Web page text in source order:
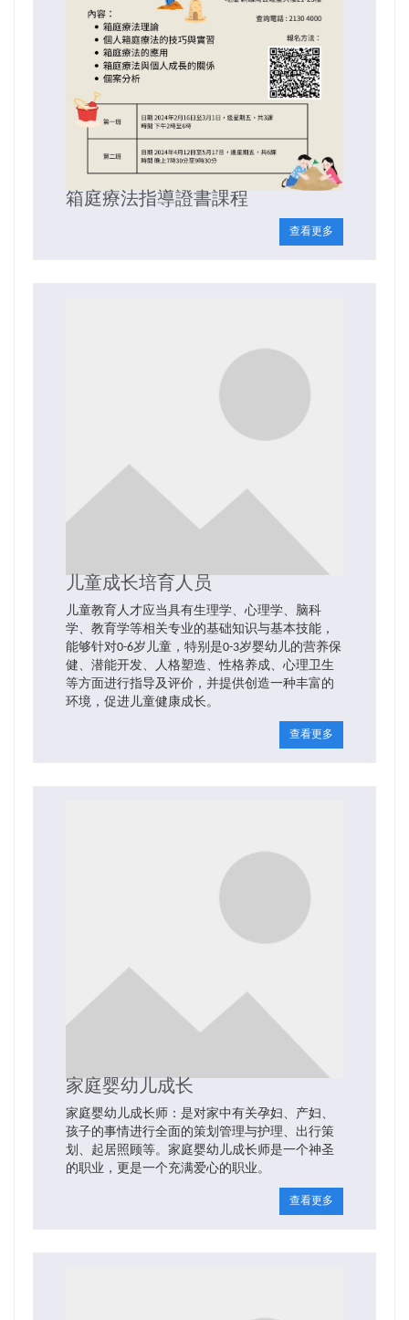
箱庭療法指導證書課程
查看更多
儿童成长培育人员
儿童教育人才应当具有生理学、心理学、脑科
学、教育学等相关专业的基础知识与基本技能，
能够针对0-6岁儿童，特别是0-3岁婴幼儿的营养保
健、潜能开发、人格塑造、性格养成、心理卫生
等方面进行指导及评价，并提供创造一种丰富的
环境，促进儿童健康成长。
查看更多
家庭婴幼儿成长
家庭婴幼儿成长师：是对家中有关孕妇、产妇、
孩子的事情进行全面的策划管理与护理、出行策
划、起居照顾等。家庭婴幼儿成长师是一个神圣
的职业，更是一个充满爱心的职业。
查看更多